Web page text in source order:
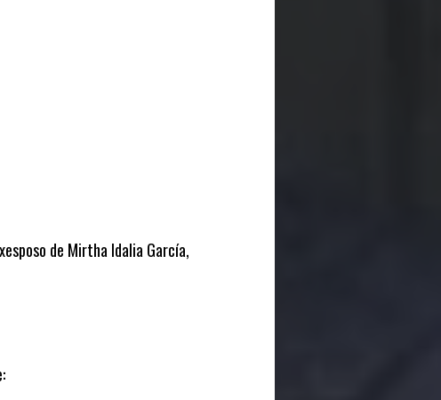
de Mirtha Idalia García,